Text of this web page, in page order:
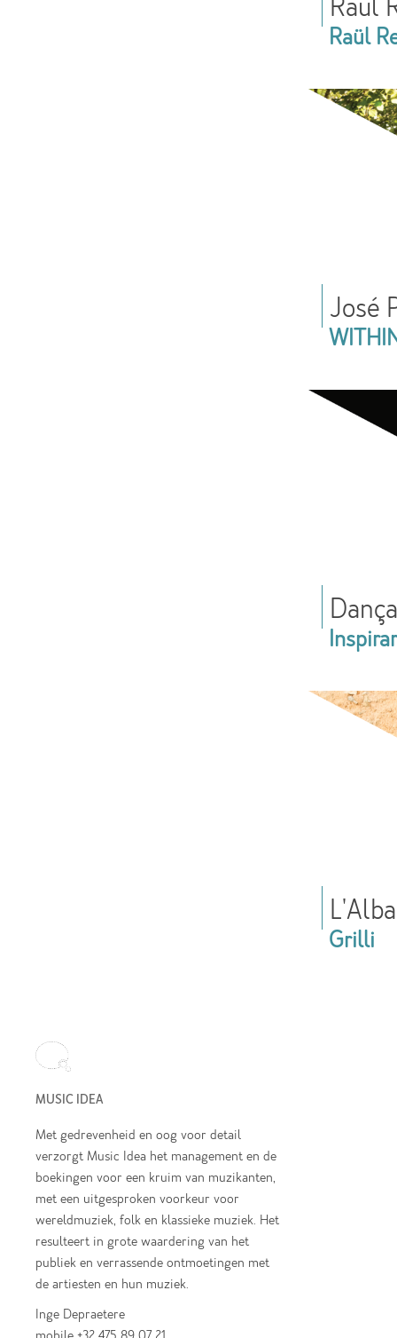
Raül
Raül
José
Inspirar
Grilli
MUSIC IDEA
Met gedrevenheid en oog voor detail
verzorgt Music Idea het management en de
boekingen voor een kruim van muzikanten,
met een uitgesproken voorkeur voor
wereldmuziek, folk en klassieke muziek. Het
resulteert in grote waardering van het
publiek en verrassende ontmoetingen met
de artiesten en hun muziek.
Inge Depraetere